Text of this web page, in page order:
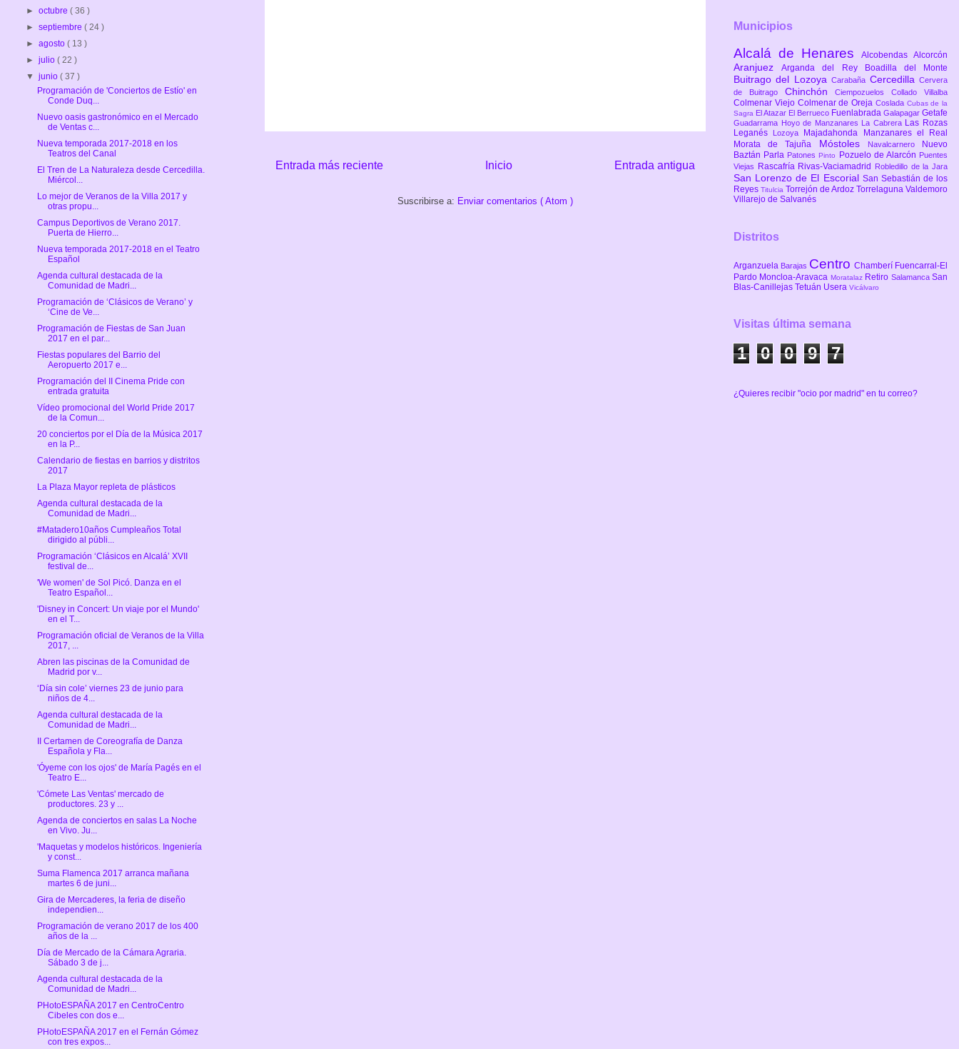
Entrada más reciente Entrada antigua
Inicio
Suscribirse a: Enviar comentarios ( Atom )
►octubre( 36 )
►septiembre( 24 )
►agosto( 13 )
►julio( 22 )
▼junio( 37 )
Programación de 'Conciertos de Estío' en
Conde Duq...
Nuevo oasis gastronómico en el Mercado
de Ventas c...
Nueva temporada 2017-2018 en los
Teatros del Canal
El Tren de La Naturaleza desde Cercedilla.
Miércol...
Lo mejor de Veranos de la Villa 2017 y
otras propu...
Campus Deportivos de Verano 2017.
Puerta de Hierro...
Nueva temporada 2017-2018 en el Teatro
Español
Agenda cultural destacada de la
Comunidad de Madri...
Programación de ‘Clásicos de Verano’ y
‘Cine de Ve...
Programación de Fiestas de San Juan
2017 en el par...
Fiestas populares del Barrio del
Aeropuerto 2017 e...
Programación del II Cinema Pride con
entrada gratuita
Vídeo promocional del World Pride 2017
de la Comun...
20 conciertos por el Día de la Música 2017
en la P...
Calendario de fiestas en barrios y distritos
2017
La Plaza Mayor repleta de plásticos
Agenda cultural destacada de la
Comunidad de Madri...
#Matadero10años Cumpleaños Total
dirigido al públi...
Programación ‘Clásicos en Alcalá’ XVII
festival de...
'We women' de Sol Picó. Danza en el
Teatro Español...
'Disney in Concert: Un viaje por el Mundo'
en el T...
Programación oficial de Veranos de la Villa
2017, ...
Abren las piscinas de la Comunidad de
Madrid por v...
‘Día sin cole’ viernes 23 de junio para
niños de 4...
Agenda cultural destacada de la
Comunidad de Madri...
II Certamen de Coreografía de Danza
Española y Fla...
'Óyeme con los ojos' de María Pagés en el
Teatro E...
'Cómete Las Ventas' mercado de
productores. 23 y ...
Agenda de conciertos en salas La Noche
en Vivo. Ju...
'Maquetas y modelos históricos. Ingeniería
y const...
Suma Flamenca 2017 arranca mañana
martes 6 de juni...
Gira de Mercaderes, la feria de diseño
independien...
Programación de verano 2017 de los 400
años de la ...
Día de Mercado de la Cámara Agraria.
Sábado 3 de j...
Agenda cultural destacada de la
Comunidad de Madri...
PHotoESPAÑA 2017 en CentroCentro
Cibeles con dos e...
PHotoESPAÑA 2017 en el Fernán Gómez
con tres expos...
Municipios
Alcalá de Henares Alcobendas Alcorcón
AranjuezArganda del Rey Boadilla del Monte
Buitrago del LozoyaCarabaña CercedillaCervera
de Buitrago ChinchónCiempozuelosCollado Villalba
Colmenar Viejo Colmenar de Oreja Coslada Cubas de la
Sagra El Atazar El Berrueco Fuenlabrada Galapagar Getafe
Guadarrama Hoyo de Manzanares La Cabrera Las Rozas
Leganés
Lozoya Majadahonda
Manzanares el Real
Morata de Tajuña Móstoles Navalcarnero
Nuevo
Baztán Parla PatonesPinto Pozuelo de Alarcón Puentes
Viejas
Rascafría Rivas-Vaciamadrid Robledillo de la Jara
San Lorenzo de El Escorial San Sebastián de los
Reyes Titulcia Torrejón de Ardoz Torrelaguna Valdemoro
Villarejo de Salvanés
Distritos
Arganzuela Barajas Centro Chamberí Fuencarral-El
Pardo Moncloa-Aravaca Moratalaz Retiro SalamancaSan
Blas-Canillejas Tetuán Usera Vicálvaro
Visitas última semana
1 0 0 9 7
¿Quieres recibir "ocio por madrid" en tu correo?